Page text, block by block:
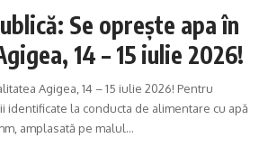
Se oprește apa în
14 – 15 iulie 2026!
Agigea, 14 – 15 iulie 2026! Pentru
identificate la conducta de alimentare cu apă
amplasată pe malul…